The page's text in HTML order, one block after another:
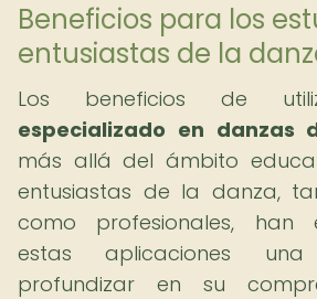
Beneficios para los
entusiastas de la
Los beneficios de
especializado en danzas
más allá del ámbito
entusiastas de la danza,
como profesionales, han
estas aplicaciones
profundizar en su